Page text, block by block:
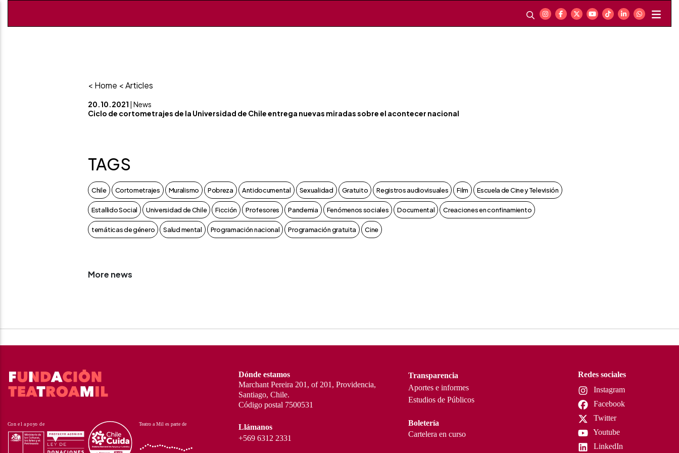
< Home < Articles
20.10.2021 | News
Ciclo de cortometrajes de la Universidad de Chile entrega nuevas miradas sobre el acontecer nacional
TAGS
Chile Cortometrajes Muralismo Pobreza Antidocumental Sexualidad Gratuito Registros audiovisuales Film Escuela de Cine y Televisión
Estallido Social Universidad de Chile Ficción Profesores Pandemia Fenómenos sociales Documental Creaciones en confinamiento
temáticas de género Salud mental Programación nacional Programación gratuita Cine
More news
Dónde estamos
Marchant Pereira 201, of 201, Providencia,
Santiago, Chile.
Código postal 7500531
Llámanos
+569 6312 2331
Transparencia
Aportes e informes
Estudios de Públicos
Boletería
Cartelera en curso
Redes sociales
Instagram
Facebook
Twitter
Youtube
LinkedIn